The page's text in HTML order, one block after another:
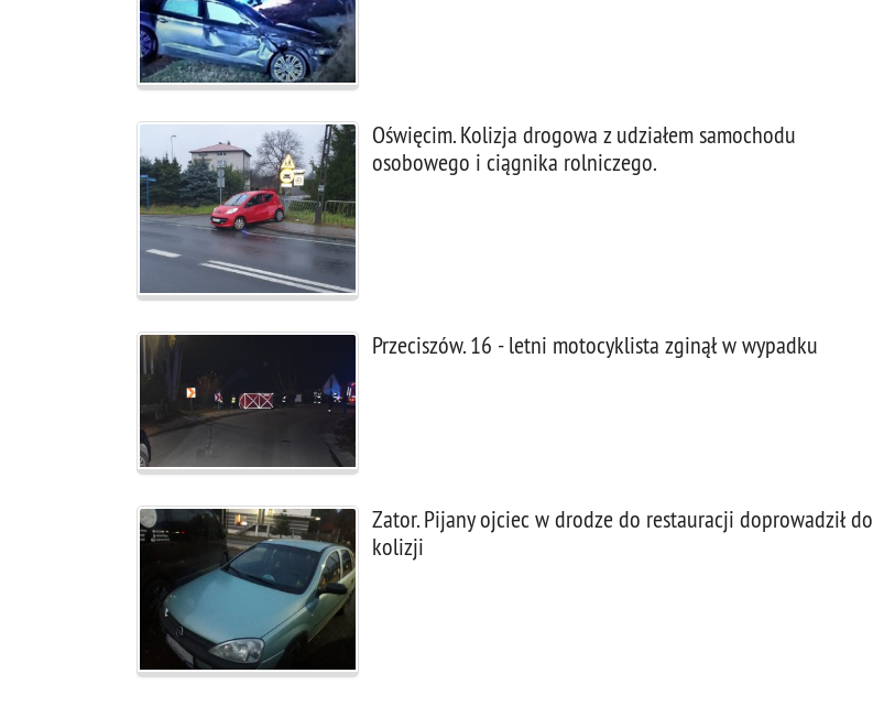
Oświęcim. Kolizja drogowa z udziałem samochodu
osobowego i ciągnika rolniczego.
Przeciszów. 16 - letni motocyklista zginął w wypadku
Zator. Pijany ojciec w drodze do restauracji doprowadził do
kolizji